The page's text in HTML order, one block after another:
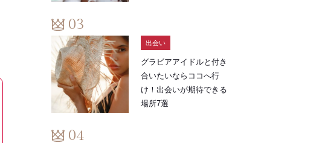
出会い
グラビアアイドルと付き
合いたいならココへ行
け！出会いが期待できる
場所7選